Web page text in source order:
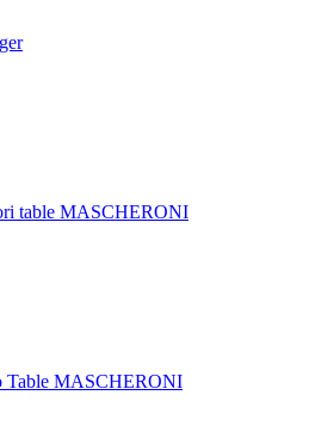
table MASCHERONI
MASCHERONI